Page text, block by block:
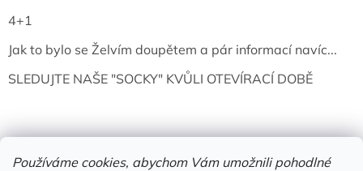
Používáme cookies, abychom Vám umožnili pohodlné
4+1
Jak to bylo se Želvím doupětem a pár informací navíc...
SLEDUJTE NAŠE "SOCKY" KVŮLI OTEVÍRACÍ DOBĚ